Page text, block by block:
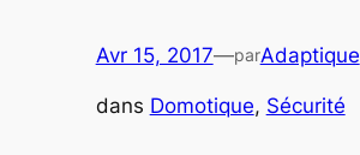
Avr 15, 2017—parAdaptique
dans Domotique, Sécurité